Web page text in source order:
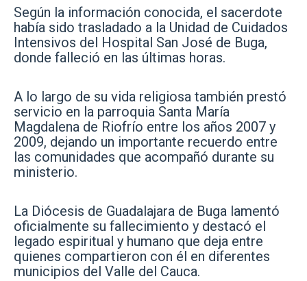
Según la información conocida, el sacerdote
había sido trasladado a la Unidad de Cuidados
Intensivos del Hospital San José de Buga,
donde falleció en las últimas horas.
A lo largo de su vida religiosa también prestó
servicio en la parroquia Santa María
Magdalena de Riofrío entre los años 2007 y
2009, dejando un importante recuerdo entre
las comunidades que acompañó durante su
ministerio.
La Diócesis de Guadalajara de Buga lamentó
oficialmente su fallecimiento y destacó el
legado espiritual y humano que deja entre
quienes compartieron con él en diferentes
municipios del Valle del Cauca.